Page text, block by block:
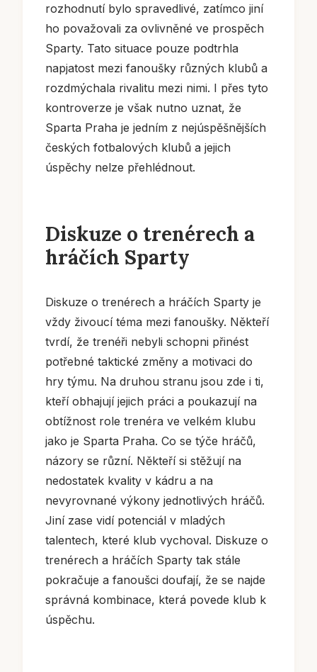
rozhodnutí bylo spravedlivé, zatímco jiní
ho považovali za ovlivněné ve prospěch
Sparty. Tato situace pouze podtrhla
napjatost mezi fanoušky různých klubů a
rozdmýchala rivalitu mezi nimi. I přes tyto
kontroverze je však nutno uznat, že
Sparta Praha je jedním z nejúspěšnějších
českých fotbalových klubů a jejich
úspěchy nelze přehlédnout.
Diskuze o trenérech a
hráčích Sparty
Diskuze o trenérech a hráčích Sparty je
vždy živoucí téma mezi fanoušky. Někteří
tvrdí, že trenéři nebyli schopni přinést
potřebné taktické změny a motivaci do
hry týmu. Na druhou stranu jsou zde i ti,
kteří obhajují jejich práci a poukazují na
obtížnost role trenéra ve velkém klubu
jako je Sparta Praha. Co se týče hráčů,
názory se různí. Někteří si stěžují na
nedostatek kvality v kádru a na
nevyrovnané výkony jednotlivých hráčů.
Jiní zase vidí potenciál v mladých
talentech, které klub vychoval. Diskuze o
trenérech a hráčích Sparty tak stále
pokračuje a fanoušci doufají, že se najde
správná kombinace, která povede klub k
úspěchu.